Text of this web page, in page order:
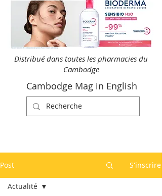
Distribué dans toutes les pharmacies du
Cambodge
Cambodge Mag in English
Post S'inscrire
Actualité